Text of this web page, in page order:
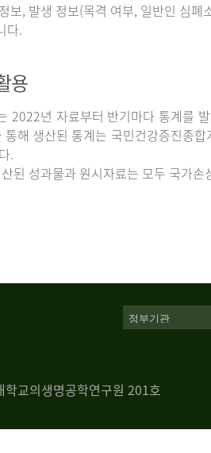
보, 발생 정보(목격 여부, 일반인 심
다.
용
2022년 자료부터 반기마다 통계를
통해 생산된 통계는 국민건강증진종
.
된 성과물과 원시자료는 모두 국가
교의생명공학연구원 201호